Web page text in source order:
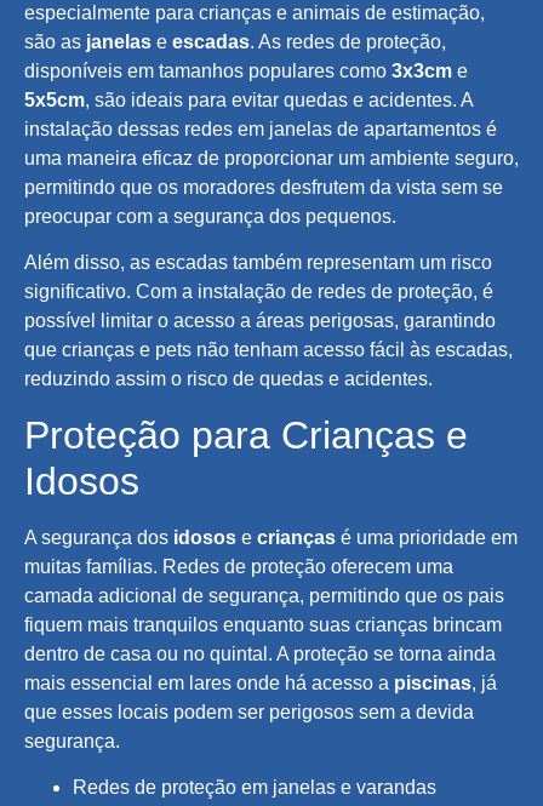
especialmente para crianças e animais de estimação,
são as janelas e escadas. As redes de proteção,
disponíveis em tamanhos populares como 3x3cm e
5x5cm, são ideais para evitar quedas e acidentes. A
instalação dessas redes em janelas de apartamentos é
uma maneira eficaz de proporcionar um ambiente seguro,
permitindo que os moradores desfrutem da vista sem se
preocupar com a segurança dos pequenos.
Além disso, as escadas também representam um risco
significativo. Com a instalação de redes de proteção, é
possível limitar o acesso a áreas perigosas, garantindo
que crianças e pets não tenham acesso fácil às escadas,
reduzindo assim o risco de quedas e acidentes.
Proteção para Crianças e
Idosos
A segurança dos idosos e crianças é uma prioridade em
muitas famílias. Redes de proteção oferecem uma
camada adicional de segurança, permitindo que os pais
fiquem mais tranquilos enquanto suas crianças brincam
dentro de casa ou no quintal. A proteção se torna ainda
mais essencial em lares onde há acesso a piscinas, já
que esses locais podem ser perigosos sem a devida
segurança.
Redes de proteção em janelas e varandas